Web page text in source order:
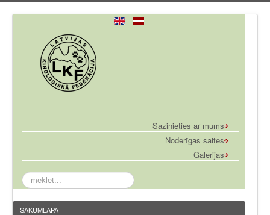
Sazinieties ar mums
Noderīgas saites
Galerijas
meklēt...
SĀKUMLAPA